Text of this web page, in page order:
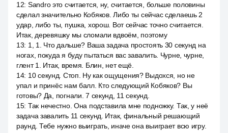
12: Sandro это считается, ну, считается, больше половины
сделал значительно Кобяков. Либо ты сейчас сделаешь 2
удар, либо ты, пушка, хорош. Вот сейчас точно считается.
Итак, деревяшку мы сломали вдвоём, поэтому
13: 1, 1. Что дальше? Ваша задача простоять 30 секунд на
ногах, покуда я буду пытаться вас завалить. Чурне, чурне,
глент 1. Итак, время. Блин, нет ещё.
14: 10 секунд. Стоп. Ну как ощущения? Выдохся, но не
упал и принёс нам балл. Кто следующий Кобяков? Вы
готовы? Да, погнали. 7 секунд, 11 секунд.
15: Так нечестно. Она подставила мне подножку. Так, у неё
задача завалить 11 секунд. Итак, финальный решающий
раунд. Тебе нужно выиграть, иначе она выиграет всю игру.